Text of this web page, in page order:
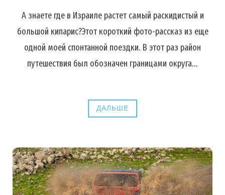
А знаете где в Израиле растет самый раскидистый и
большой кипарис?Этот короткий фото-рассказ из еще
одной моей спонтанной поездки. В этот раз район
путешествия был обозначен границами округа…
ДАЛЬШЕ